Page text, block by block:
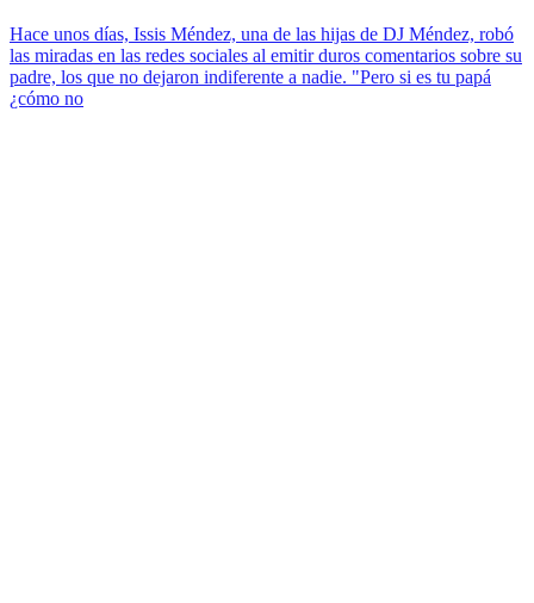
Hace unos días, Issis Méndez, una de las hijas de DJ Méndez, robó
las miradas en las redes sociales al emitir duros comentarios sobre su
padre, los que no dejaron indiferente a nadie. "Pero si es tu papá
¿cómo no